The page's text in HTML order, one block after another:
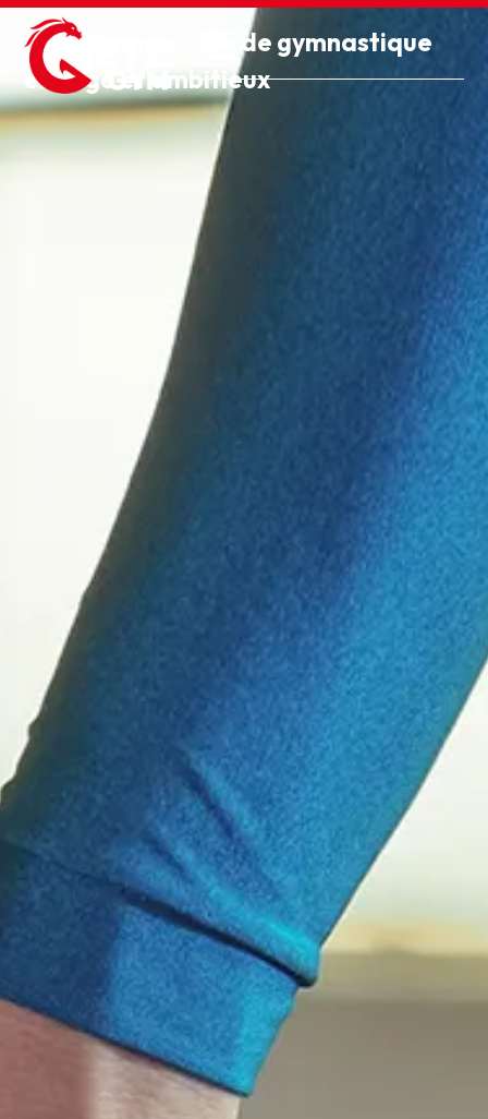
Metz Gym, un club de gymnastique
engagé et ambitieux